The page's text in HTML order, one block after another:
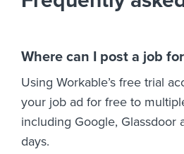
Where can I post a job
Using Workable’s free trial
your job ad for free to
including Google, Glassdoor
days.